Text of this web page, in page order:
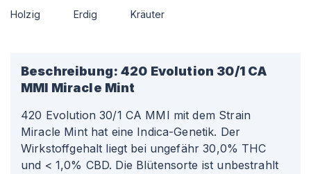
Holzig Erdig Kräuter
Beschreibung: 420 Evolution 30/1 CA
MMI Miracle Mint
420 Evolution 30/1 CA MMI mit dem Strain
Miracle Mint hat eine Indica-Genetik. Der
Wirkstoffgehalt liegt bei ungefähr 30,0% THC
und < 1,0% CBD. Die Blütensorte ist unbestrahlt